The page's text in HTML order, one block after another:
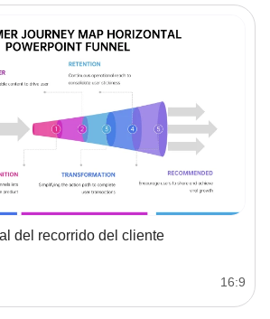
del recorrido del cliente
16:9